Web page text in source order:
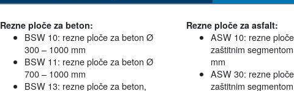
Rezne ploče za beton:
BSW 10: rezne ploče za beton Ø
300 – 1000 mm
BSW 11: rezne ploče za beton Ø
700 – 1000 mm
BSW 13: rezne ploče za beton,
Rezne ploče za asfalt:
ASW 10: rezne
zaštitnim
mm
ASW 30: rezne
zaštitnim